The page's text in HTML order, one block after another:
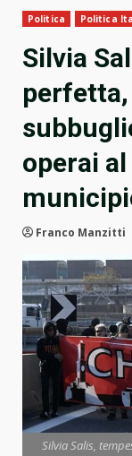
Politica Politica
Silvia
perfetta,
operai
Franco Manzitti
Silvia Salis,